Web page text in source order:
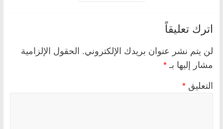
اترك تعليقاً
لن يتم نشر عنوان بريدك الإلكتروني. الحقول الإلزامية
مشار إليها بـ *
التعليق *